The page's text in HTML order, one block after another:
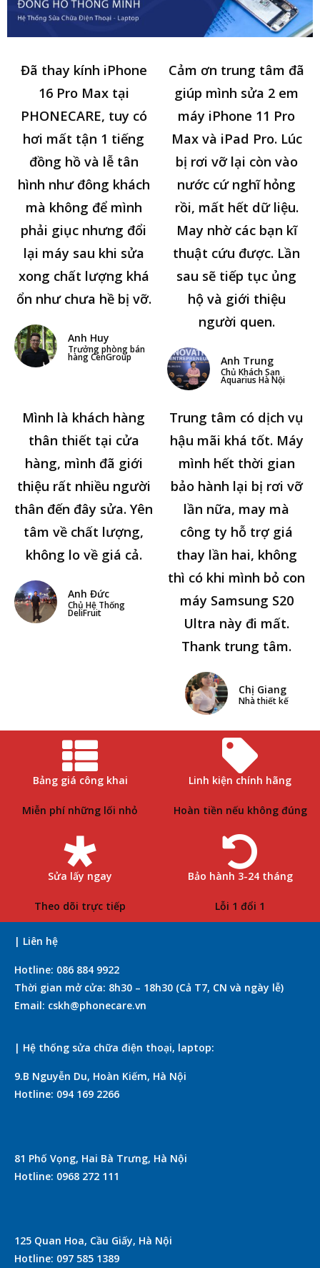
Đã thay kính iPhone
16 Pro Max tại
PHONECARE, tuy có
hơi mất tận 1 tiếng
đồng hồ và lễ tân
hình như đông khách
mà không để mình
phải giục nhưng đổi
lại máy sau khi sửa
xong chất lượng khá
ổn như chưa hề bị vỡ.
Anh Huy
Trưởng phòng bán
hàng CenGroup
Cảm ơn trung tâm đã
giúp mình sửa 2 em
máy iPhone 11 Pro
Max và iPad Pro. Lúc
bị rơi vỡ lại còn vào
nước cứ nghĩ hỏng
rồi, mất hết dữ liệu.
May nhờ các bạn kĩ
thuật cứu được. Lần
sau sẽ tiếp tục ủng
hộ và giới thiệu
người quen.
Anh Trung
Chủ Khách Sạn
Aquarius Hà Nội
Mình là khách hàng
thân thiết tại cửa
hàng, mình đã giới
thiệu rất nhiều người
thân đến đây sửa. Yên
tâm về chất lượng,
không lo về giá cả.
Anh Đức
Chủ Hệ Thống
DeliFruit
Trung tâm có dịch vụ
hậu mãi khá tốt. Máy
mình hết thời gian
bảo hành lại bị rơi vỡ
lần nữa, may mà
công ty hỗ trợ giá
thay lần hai, không
thì có khi mình bỏ con
máy Samsung S20
Ultra này đi mất.
Thank trung tâm.
Chị Giang
Nhà thiết kế
Bảng giá công khai
Miễn phí những lối nhỏ
Linh kiện chính hãng
Hoàn tiền nếu không đúng
Sửa lấy ngay
Theo dõi trực tiếp
Bảo hành 3-24 tháng
Lỗi 1 đổi 1
| Liên hệ
Hotline: 086 884 9922
Thời gian mở cửa: 8h30 – 18h30 (Cả T7, CN và ngày lễ)
Email: cskh@phonecare.vn
| Hệ thống sửa chữa điện thoại, laptop:
9.B Nguyễn Du, Hoàn Kiếm, Hà Nội
Hotline: 094 169 2266
81 Phố Vọng, Hai Bà Trưng, Hà Nội
Hotline: 0968 272 111
125 Quan Hoa, Cầu Giấy, Hà Nội
Hotline: 097 585 1389